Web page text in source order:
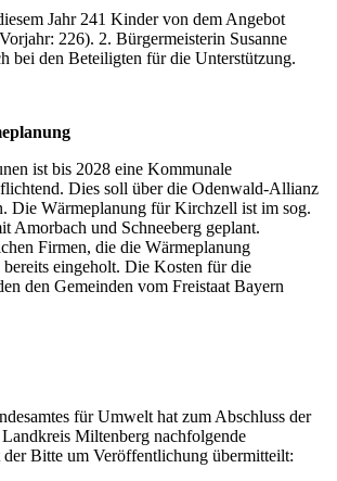
Jahr 241 Kinder von dem Angebot
226). 2. Bürgermeisterin Susanne
bei den Beteiligten für die Unterstützung.
ist bis 2028 eine Kommunale
Dies soll über die Odenwald-Allianz
Die Wärmeplanung für Kirchzell ist im sog.
Amorbach und Schneeberg geplant.
Firmen, die die Wärmeplanung
eingeholt. Die Kosten für die
den Gemeinden vom Freistaat Bayern
für Umwelt hat zum Abschluss der
Miltenberg nachfolgende
Bitte um Veröffentlichung übermitteilt: